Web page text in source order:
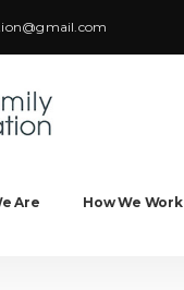
Are How We Work